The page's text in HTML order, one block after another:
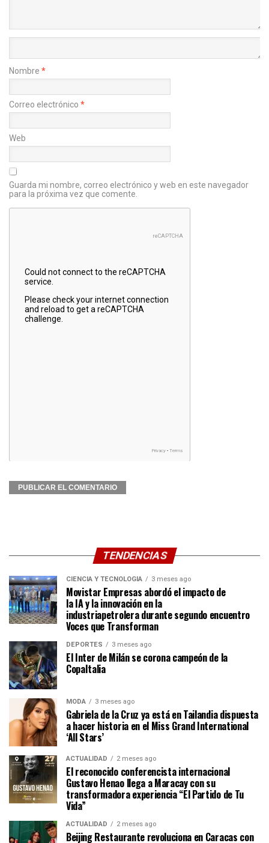
Nombre *
Correo electrónico *
Web
Guarda mi nombre, correo electrónico y web en este navegador
para la próxima vez que comente.
TENDENCIAS
CIENCIA Y TECNOLOGÍA 3 meses ago
Movistar Empresas abordó el impacto de
la IA y la innovación en la
industriapetrolera durante segundo encuentro
Voces que Transforman
DEPORTES 3 meses ago
El Inter de Milán se corona campeón de la
CopaItalia
MODA 3 meses ago
Gabriela de la Cruz ya está en Tailandia dispuesta
a hacer historia en el Miss Grand International
‘All Stars’
ACTUALIDAD 2 meses ago
El reconocido conferencista internacional
Gustavo Henao llega a Maracay con su
transformadora experiencia “El Partido de Tu
Vida”
ACTUALIDAD 2 meses ago
Beijing Restaurante revoluciona en Caracas con